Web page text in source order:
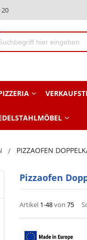
20
PIZZAOFEN
Pizzaofen
Artikel 1-48von 75